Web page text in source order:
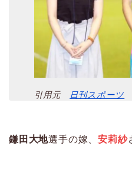
引用元 日刊スポーツ
鎌田大地選手の嫁、安莉紗